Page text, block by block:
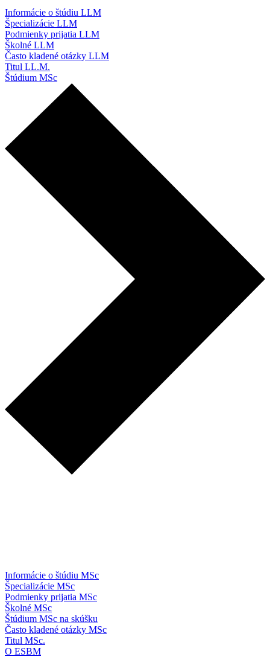
Informácie o štúdiu LLM
Špecializácie LLM
Podmienky prijatia LLM
Školné LLM
Často kladené otázky LLM
Titul LL.M.
Štúdium MSc
Informácie o štúdiu MSc
Špecializácie MSc
Podmienky prijatia MSc
Školné MSc
Štúdium MSc na skúšku
Často kladené otázky MSc
Titul MSc.
O ESBM